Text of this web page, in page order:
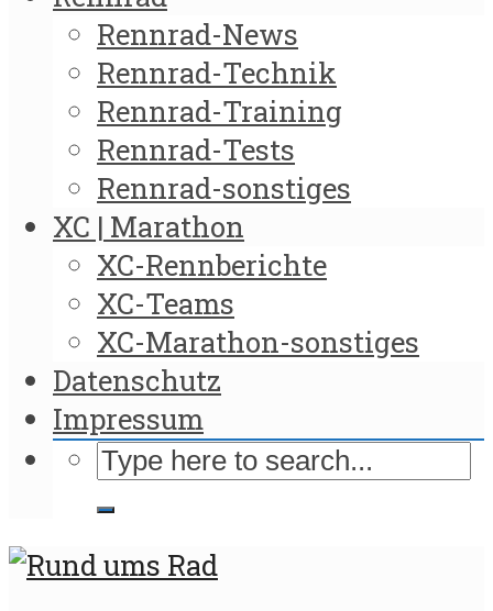
Rennrad-News
Rennrad-Technik
Rennrad-Training
Rennrad-Tests
Rennrad-sonstiges
XC | Marathon
XC-Rennberichte
XC-Teams
XC-Marathon-sonstiges
Datenschutz
Impressum